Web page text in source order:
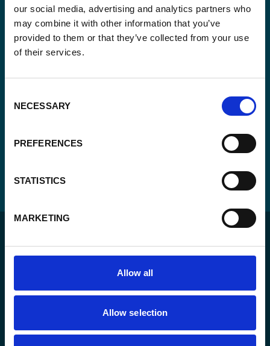
our social media, advertising and analytics partners who
may combine it with other information that you’ve
provided to them or that they’ve collected from your use
of their services.
Selection
NECESSARY
PREFERENCES
STATISTICS
MARKETING
Allow all
Allow selection
ik
schrijf
in.
Ja, ik schrijf me in. (Vereist)
CAPTCHA
Voor een duurzame wereld waar mensen in een
rechtsstaat leven en de vrijheid hebben om zich ten